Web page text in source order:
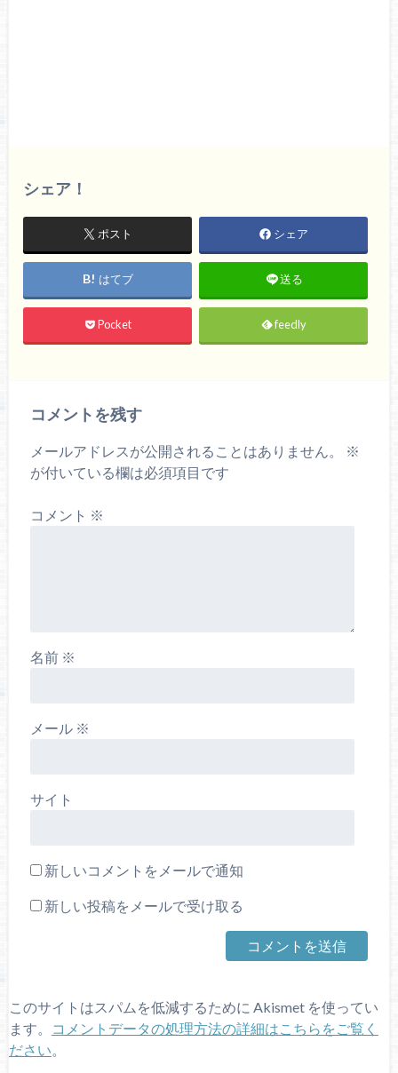
シェア！
ポスト シェア
はてブ 送る
Pocket feedly
コメントを残す
メールアドレスが公開されることはありません。
※
が付いている欄は必須項目です
コメント ※
名前 ※
メール ※
サイト
新しいコメントをメールで通知
新しい投稿をメールで受け取る
このサイトはスパムを低減するために Akismet を使ってい
ます。
コメントデータの処理方法の詳細はこちらをご覧く
ださい。